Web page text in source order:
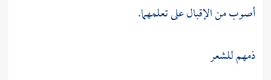
أصوب من الإقبال على تعلمهما.
ذمهم للشعر